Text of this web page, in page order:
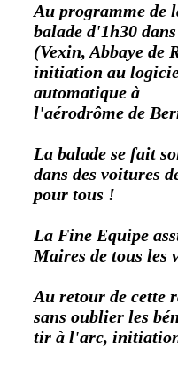
Au programme de
balade d'1h30
(Vexin, Abbaye de
initiation au
automatique à
l'aérodrôme de
La balade se fait
dans des voitures
pour tous !
La Fine Equipe
Maires de tous les
Au retour de cette
sans oublier les
tir à l'arc, initiation